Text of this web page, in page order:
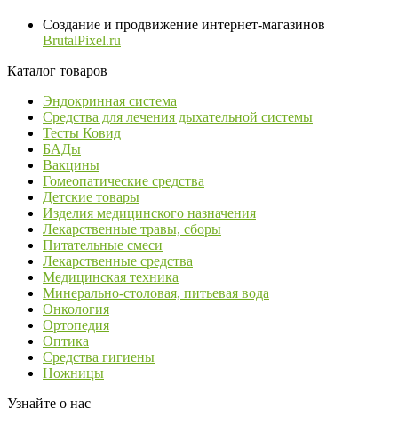
Создание и продвижение интернет-магазинов
BrutalPixel.ru
Каталог товаров
Эндокринная система
Средства для лечения дыхательной системы
Тесты Ковид
БАДы
Вакцины
Гомеопатические средства
Детские товары
Изделия медицинского назначения
Лекарственные травы, сборы
Питательные смеси
Лекарственные средства
Медицинская техника
Минерально-столовая, питьевая вода
Онкология
Ортопедия
Оптика
Средства гигиены
Ножницы
Узнайте о нас